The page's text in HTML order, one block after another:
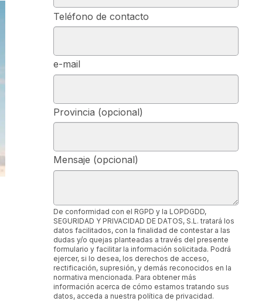
Teléfono de contacto
e-mail
Provincia (opcional)
Mensaje (opcional)
De conformidad con el RGPD y la LOPDGDD,
SEGURIDAD Y PRIVACIDAD DE DATOS, S.L. tratará los
datos facilitados, con la finalidad de contestar a las
dudas y/o quejas planteadas a través del presente
formulario y facilitar la información solicitada. Podrá
ejercer, si lo desea, los derechos de acceso,
rectificación, supresión, y demás reconocidos en la
normativa mencionada. Para obtener más
información acerca de cómo estamos tratando sus
datos, acceda a nuestra política de privacidad.